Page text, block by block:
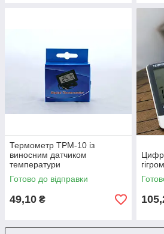
Термометр TPM-10 із
виносним датчиком
температури
Готово до відправки
49,10 ₴